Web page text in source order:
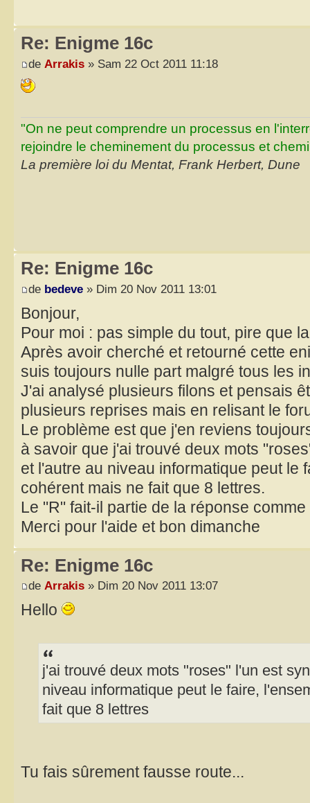
Re: Enigme 16c
de Arrakis » Sam 22 Oct 2011 11:18
"On ne peut comprendre un processus en
rejoindre le cheminement du processus et
La première loi du Mentat, Frank Herbert, Dune
Re: Enigme 16c
de bedeve » Dim 20 Nov 2011 13:01
Bonjour,
Pour moi : pas simple du tout, pire que
Après avoir cherché et retourné cette
suis toujours nulle part malgré tous les
J'ai analysé plusieurs filons et pensais
plusieurs reprises mais en relisant le
Le problème est que j'en reviens
à savoir que j'ai trouvé deux mots
et l'autre au niveau informatique peut le
cohérent mais ne fait que 8 lettres.
Le "R" fait-il partie de la réponse
Merci pour l'aide et bon dimanche
Re: Enigme 16c
de Arrakis » Dim 20 Nov 2011 13:07
Hello
j'ai trouvé deux mots "roses" l'un est
niveau informatique peut le faire,
fait que 8 lettres
Tu fais sûrement fausse route...